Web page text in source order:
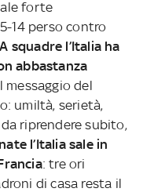
forte
14 perso contro
A squadre l’Italia ha
abbastanza
Il messaggio del
umiltà, serietà,
riprendere subito,
l’Italia sale in
: tre ori
di casa resta il